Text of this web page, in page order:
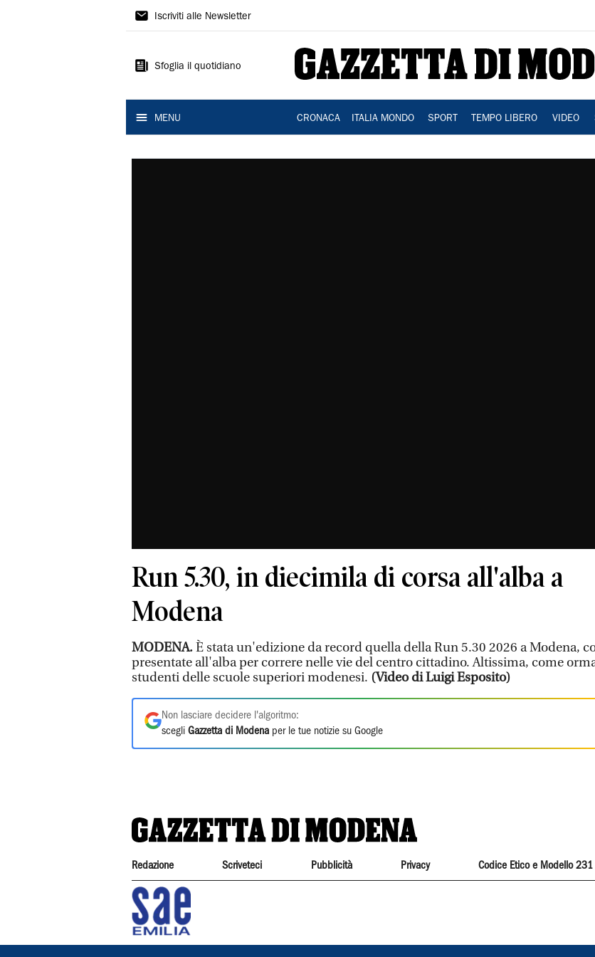
Gazzetta
Modena
Iscriviti alle Newsletter
Sfoglia il quotidiano
MENU CRONACA ITALIA MONDO SPORT TEMPO LIBERO VIDEO
Run 5.30, in diecimila di corsa all'alba a
Modena
MODENA.È stata un'edizione da record quella della Run 5.30 2026 a Modena,
presentate all'alba per correre nelle vie del centro cittadino. Altissima, come
studenti delle scuole superiori modenesi. (Video di Luigi Esposito)
Non lasciare decidere l'algoritmo:
scegli Gazzetta di Modena per le tue notizie su Google
Redazione Scriveteci Pubblicità Privacy Codice Etico e Modello 231